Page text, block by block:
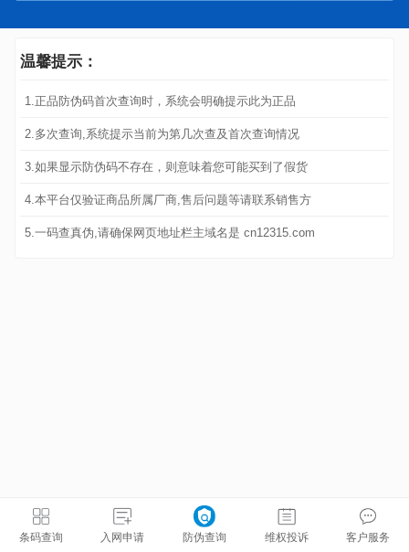
温馨提示：
1.正品防伪码首次查询时，系统会明确提示此为正品
2.多次查询,系统提示当前为第几次查及首次查询情况
3.如果显示防伪码不存在，则意味着您可能买到了假货
4.本平台仅验证商品所属厂商,售后问题等请联系销售方
5.一码查真伪,请确保网页地址栏主域名是 cn12315.com
条码查询 入网申请 防伪查询 维权投诉 客户服务